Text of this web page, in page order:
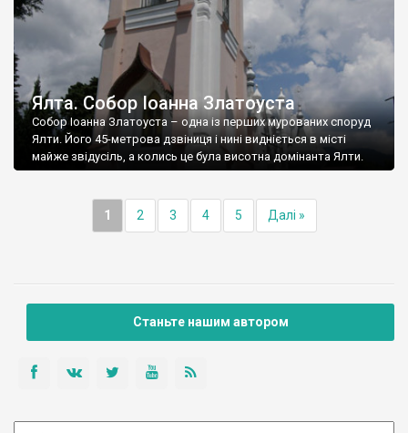
Ялта. Собор Іоанна Златоуста
Собор Іоанна Златоуста – одна із перших мурованих споруд
Ялти. Його 45-метрова дзвіниця і нині видніється в місті
майже звідусіль, а колись це була висотна домінанта Ялти.
1 2 3 4 5 Далі »
Станьте нашим автором